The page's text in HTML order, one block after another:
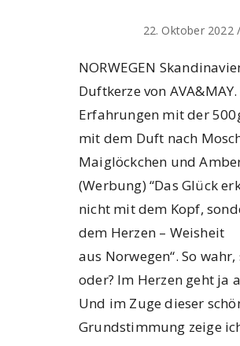
22. Oktober 2022 /
NORWEGEN
Duftkerze von
Erfahrungen mit der
mit dem Duft nach
Maiglöckchen und
(Werbung) “Das Glück
nicht mit dem Kopf,
dem Herzen – Weisheit
aus Norwegen“. So
oder? Im Herzen geht ja
Und im Zuge dieser
Grundstimmung zeige